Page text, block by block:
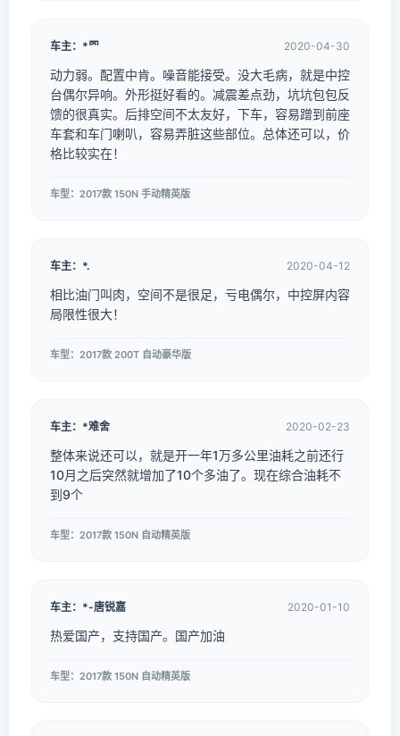
车主：*罓 2020-04-30
动力弱。配置中肯。噪音能接受。没大毛病，就是中控
台偶尔异响。外形挺好看的。减震差点劲，坑坑包包反
馈的很真实。后排空间不太友好，下车，容易蹭到前座
车套和车门喇叭，容易弄脏这些部位。总体还可以，价
格比较实在！
车型：2017款 150N 手动精英版
车主：*. 2020-04-12
相比油门叫肉，空间不是很足，亏电偶尔，中控屏内容
局限性很大！
车型：2017款 200T 自动豪华版
车主：*难舍 2020-02-23
整体来说还可以，就是开一年1万多公里油耗之前还行
10月之后突然就增加了10个多油了。现在综合油耗不
到9个
车型：2017款 150N 自动精英版
车主：*-唐锐嘉 2020-01-10
热爱国产，支持国产。国产加油
车型：2017款 150N 自动精英版